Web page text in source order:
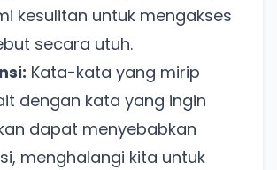
kesulitan untuk mengakses
secara utuh.
Kata-kata yang mirip
dengan kata yang ingin
dapat menyebabkan
menghalangi kita untuk